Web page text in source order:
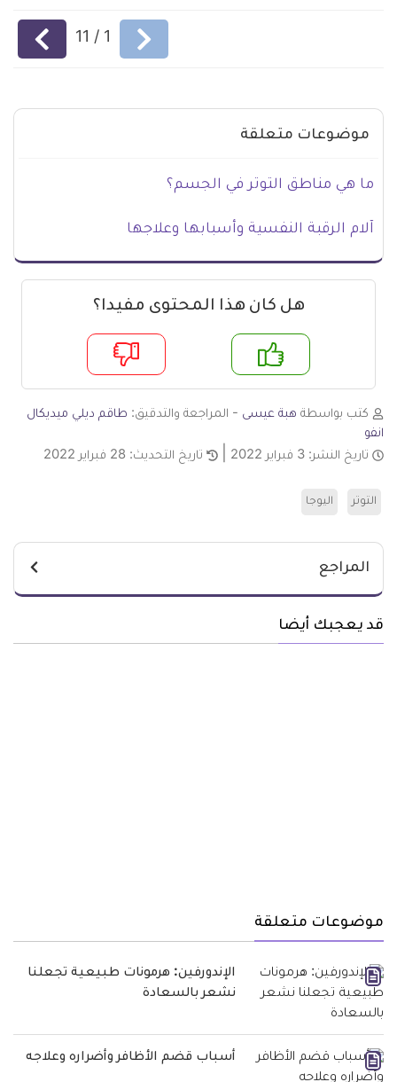
السابق
1
/
11
التالي
موضوعات متعلقة
ما هي مناطق التوتر في الجسم؟
آلام الرقبة النفسية وأسبابها وعلاجها
هل كان هذا المحتوى مفيدا؟
لا
كتب بواسطة هبة عيسى - المراجعة والتدقيق: طاقم ديلي ميديكال
انفو
تاريخ النشر: 3 فبراير 2022 تاريخ التحديث: 28 فبراير 2022
التوتر اليوجا
المراجع
قد يعجبك أيضا
موضوعات متعلقة
الإندورفين: هرمونات طبيعية تجعلنا
نشعر بالسعادة
أسباب قضم الأظافر وأضراره وعلاجه